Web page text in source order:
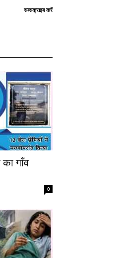
सब्सक्राइब करें
गाँव
0